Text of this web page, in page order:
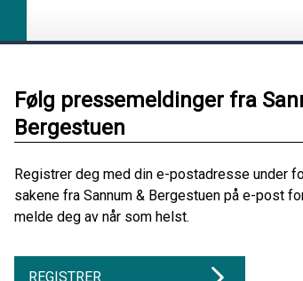
Følg pressemeldinger fra
Bergestuen
Registrer deg med din e-postadresse under
sakene fra Sannum & Bergestuen på e-post
melde deg av når som helst.
REGISTRER